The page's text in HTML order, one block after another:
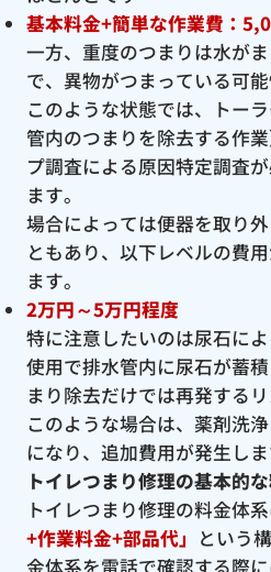
基本料金+簡単な作業費：
一方、重度のつまりは水が
で、異物がつまっている可
このような状態では、トー
管内のつまりを除去する作
プ調査による原因特定調査
ます。
場合によっては便器を取り
ともあり、以下レベルの費
ます。
2万円～5万円程度
特に注意したいのは尿石に
使用で排水管内に尿石が蓄
まり除去だけでは再発するリ
このような場合は、薬剤洗
になり、追加費用が発生しま
トイレつまり修理の基本的
トイレつまり修理の料金体
+作業料金+部品代」 という
金体系を電話で確認する際